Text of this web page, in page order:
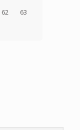
62
63